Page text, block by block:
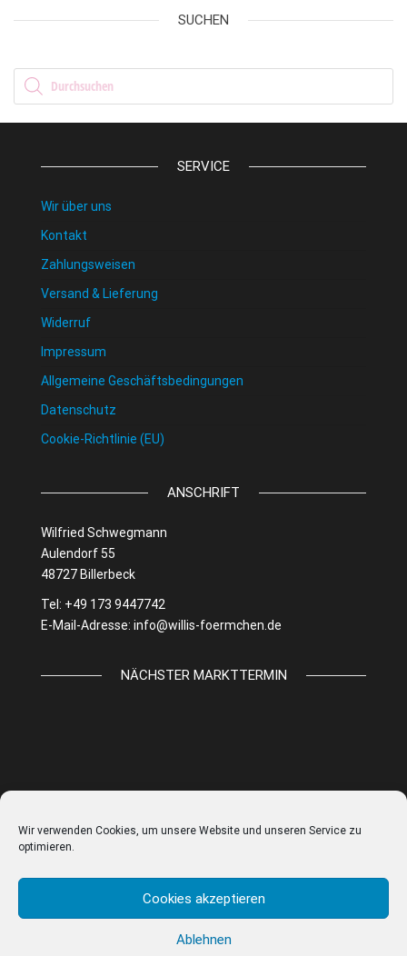
Wir verwenden Cookies, um unsere Website und unseren Service zu
optimieren.
Cookies akzeptieren
Ablehnen
SUCHEN
Products search
SERVICE
Wir über uns
Kontakt
Zahlungsweisen
Versand & Lieferung
Widerruf
Impressum
Allgemeine Geschäftsbedingungen
Datenschutz
Cookie-Richtlinie (EU)
ANSCHRIFT
Wilfried Schwegmann
Aulendorf 55
48727 Billerbeck
Tel: +49 173 9447742
E-Mail-Adresse: info@willis-foermchen.de
NÄCHSTER MARKTTERMIN
IMPRESSUM